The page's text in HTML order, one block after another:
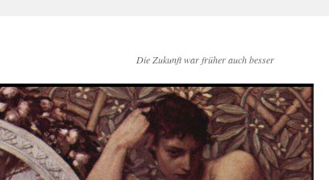
Die Zukunft war früher auch besser